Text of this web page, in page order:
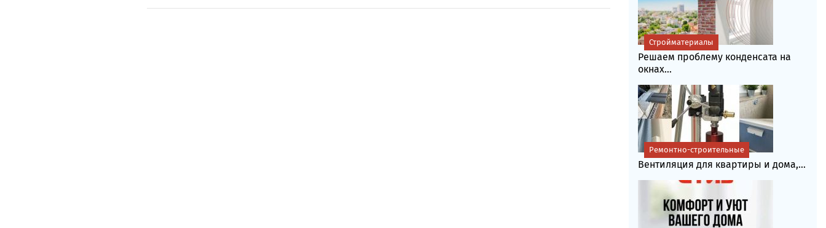
Решаем проблему конденсата на
окнах...
Стройматериалы
Вентиляция для квартиры и дома,...
Ремонтно-строительные